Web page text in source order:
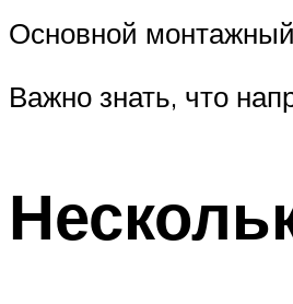
Основной
Важно знать, что